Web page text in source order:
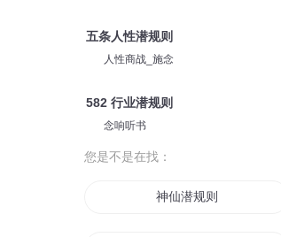
五条人性潜规则
人性商战_施念
582 行业潜规则
念响听书
您是不是在找：
神仙潜规则